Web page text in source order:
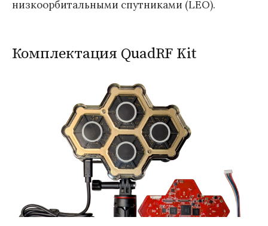
низкоорбитальными спутниками (LEO).
Комплектация QuadRF Kit